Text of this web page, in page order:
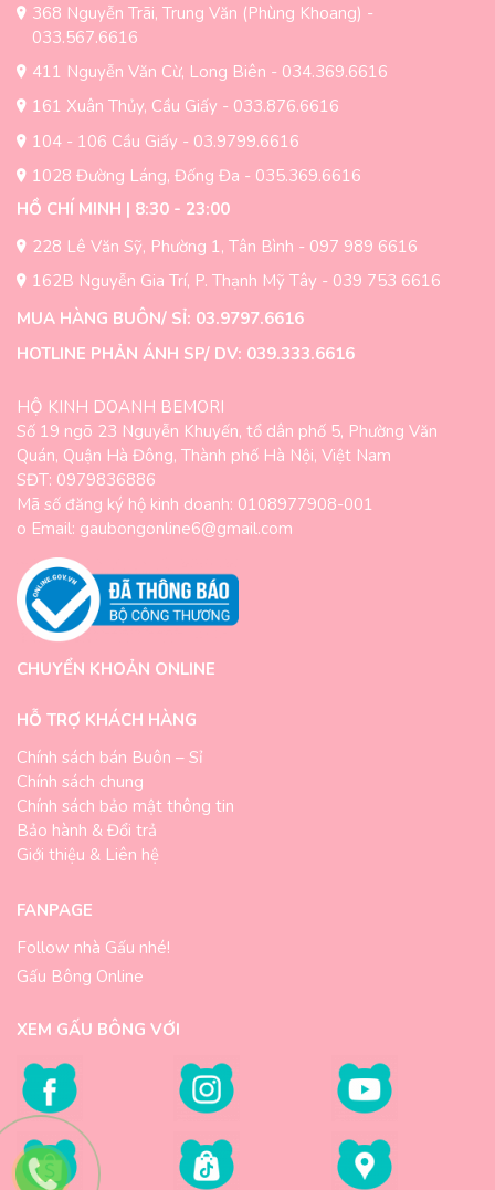
368 Nguyễn Trãi, Trung Văn (Phùng Khoang) -
033.567.6616
411 Nguyễn Văn Cừ, Long Biên - 034.369.6616
161 Xuân Thủy, Cầu Giấy - 033.876.6616
104 - 106 Cầu Giấy - 03.9799.6616
1028 Đường Láng, Đống Đa - 035.369.6616
HỒ CHÍ MINH | 8:30 - 23:00
228 Lê Văn Sỹ, Phường 1, Tân Bình - 097 989 6616
162B Nguyễn Gia Trí, P. Thạnh Mỹ Tây - 039 753 6616
MUA HÀNG BUÔN/ SỈ: 03.9797.6616
HOTLINE PHẢN ÁNH SP/ DV: 039.333.6616
HỘ KINH DOANH BEMORI
Số 19 ngõ 23 Nguyễn Khuyến, tổ dân phố 5, Phường Văn
Quán, Quận Hà Đông, Thành phố Hà Nội, Việt Nam
SĐT: 0979836886
Mã số đăng ký hộ kinh doanh: 0108977908-001
o Email: gaubongonline6@gmail.com
CHUYỂN KHOẢN ONLINE
HỖ TRỢ KHÁCH HÀNG
Chính sách bán Buôn – Sỉ
Chính sách chung
Chính sách bảo mật thông tin
Bảo hành & Đổi trả
Giới thiệu & Liên hệ
FANPAGE
Follow nhà Gấu nhé!
Gấu Bông Online
XEM GẤU BÔNG VỚI